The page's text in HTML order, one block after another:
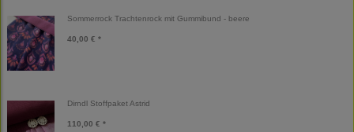
Sommerrock Trachtenrock mit Gummibund - beere
40,00 € *
Dirndl Stoffpaket Astrid
110,00 € *